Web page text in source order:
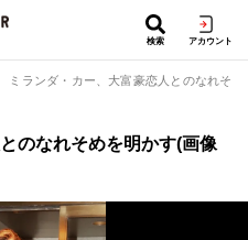
検索 アカウント
ミランダ・カー、大富豪恋人とのなれそめ
のなれそめを明かす(画像